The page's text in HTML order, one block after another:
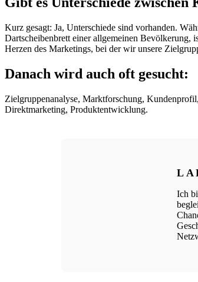
Kurz gesagt: Ja, Unterschiede sind vorhanden.
Dartscheibenbrett einer allgemeinen Bevölkerung,
Herzen des Marketings, bei der wir unsere
Danach wird auch oft gesucht:
Zielgruppenanalyse, Marktforschung,
Direktmarketing, Produktentwicklung.
Ich